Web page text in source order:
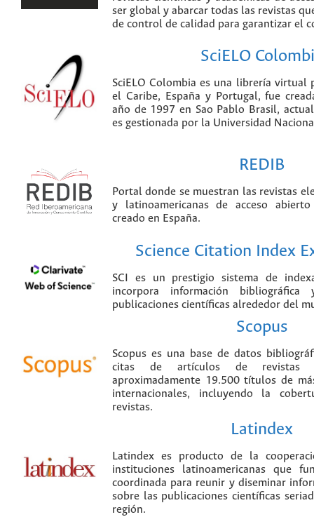
ser global y abarcar todas las revistas
de control de calidad para garantizar el
SciELO
SciELO Colombia es una librería virtual
el Caribe, España y Portugal, fue
año de 1997 en Sao Pablo Brasil,
es gestionada por la Universidad
REDIB
Portal donde se muestran las revistas
y latinoamericanas de acceso
creado en España.
Science Citation Index
SCI es un prestigio sistema de
incorpora información
publicaciones científicas alrededor del
Scopus
Scopus es una base de datos
citas de artículos de revistas
aproximadamente 19.500 títulos de
internacionales, incluyendo la
revistas.
Latindex
Latindex es producto de la
instituciones latinoamericanas que
coordinada para reunir y diseminar
sobre las publicaciones científicas
región.